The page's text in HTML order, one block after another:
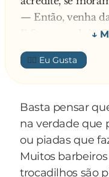
coisa, ela
sutiãs.
pescoço.
18. Chocolate é
rapaz!".
— Então, venha
E foram os dois.
c**... e vira e
algum sujeito.
— Barbeiro! —
dizia Joaquim
Mais adiante
— Seu Barbeiro!
— Tudo bem? —
👍🏼
Basta pensar
na verdade que
ou piadas que
Muitos
trocadilhos são